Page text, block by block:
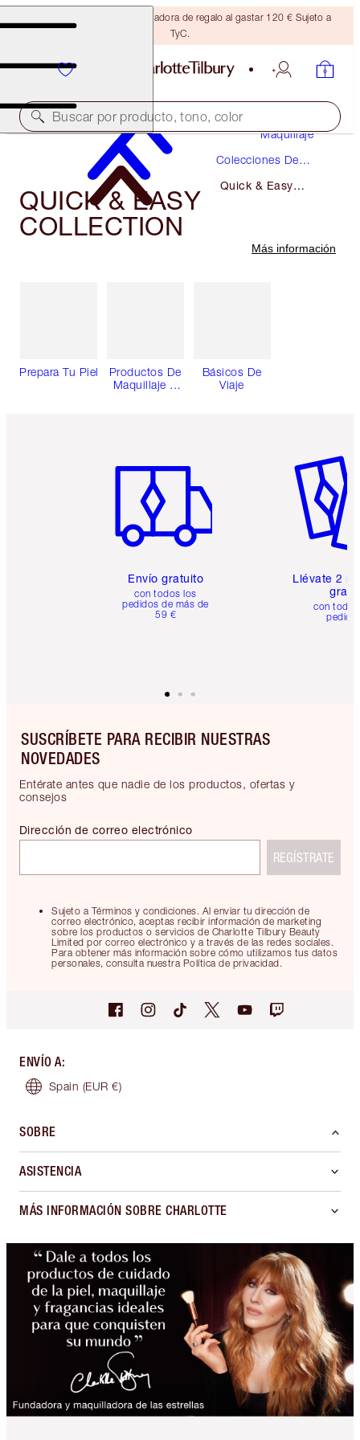
Consigue una brocha bronceadora de regalo al gastar 120 € Sujeto a
TyC.
Buscar por producto, tono, color
Maquillaje
Colecciones De
Quick & Easy
QUICK & EASY
COLLECTION
Más información
Prepara Tu Piel
Productos De
Maquillaje Y
Básicos De
Viaje
Envío gratuito
con todos los
pedidos de más de
59 €
Llévate 2
gratis
con
SUSCRÍBETE PARA RECIBIR NUESTRAS
NOVEDADES
Entérate antes que nadie de los productos, ofertas y
consejos
Sujeto a Términos y condiciones. Al enviar tu dirección de
correo electrónico, aceptas recibir información de marketing
sobre los productos o servicios de Charlotte Tilbury Beauty
Limited por correo electrónico y a través de las redes sociales.
Para obtener más información sobre cómo utilizamos tus datos
personales, consulta nuestra Política de privacidad.
Dirección de correo electrónico
REGÍSTRATE
ENVÍO A:
Spain (EUR €)
SOBRE
ASISTENCIA
MÁS INFORMACIÓN SOBRE CHARLOTTE